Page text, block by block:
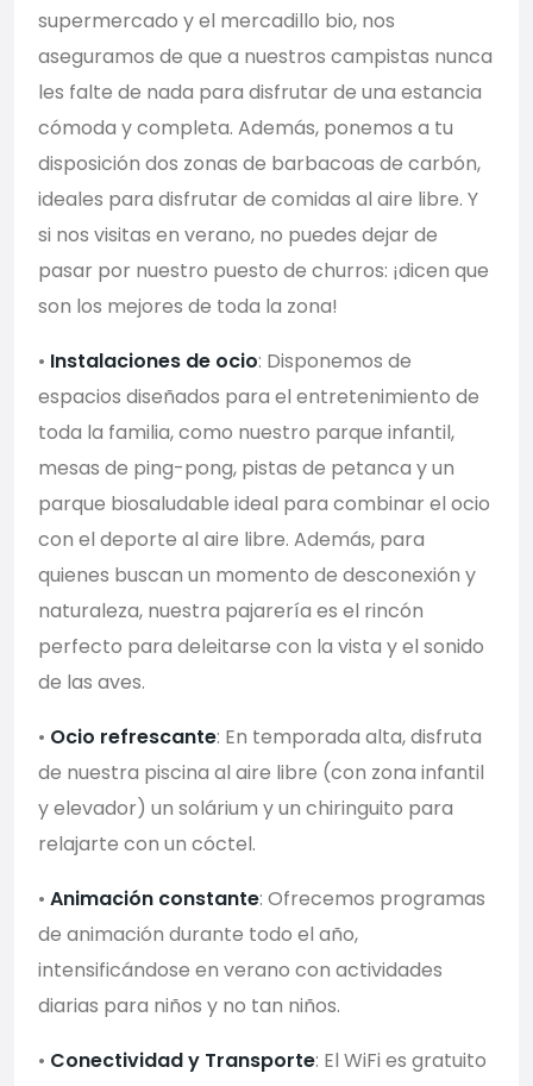
supermercado y el mercadillo bio, nos
aseguramos de que a nuestros campistas nunca
les falte de nada para disfrutar de una estancia
cómoda y completa. Además, ponemos a tu
disposición dos zonas de barbacoas de carbón,
ideales para disfrutar de comidas al aire libre. Y
si nos visitas en verano, no puedes dejar de
pasar por nuestro puesto de churros: ¡dicen que
son los mejores de toda la zona!
• Instalaciones de ocio: Disponemos de
espacios diseñados para el entretenimiento de
toda la familia, como nuestro parque infantil,
mesas de ping-pong, pistas de petanca y un
parque biosaludable ideal para combinar el ocio
con el deporte al aire libre. Además, para
quienes buscan un momento de desconexión y
naturaleza, nuestra pajarería es el rincón
perfecto para deleitarse con la vista y el sonido
de las aves.
• Ocio refrescante: En temporada alta, disfruta
de nuestra piscina al aire libre (con zona infantil
y elevador) un solárium y un chiringuito para
relajarte con un cóctel.
• Animación constante: Ofrecemos programas
de animación durante todo el año,
intensificándose en verano con actividades
diarias para niños y no tan niños.
• Conectividad y Transporte: El WiFi es gratuito